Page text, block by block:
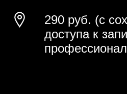
290 руб. (с
доступа к